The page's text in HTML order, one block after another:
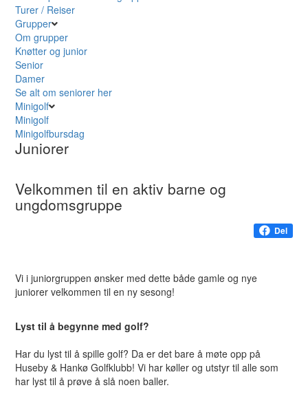
Turer / Reiser
Grupper
Om grupper
Knøtter og junior
Senior
Damer
Se alt om seniorer her
Minigolf
Minigolf
Minigolfbursdag
Juniorer
Velkommen til en aktiv barne og
ungdomsgruppe
Del
Vi i juniorgruppen ønsker med dette både gamle og nye
juniorer velkommen til en ny sesong!
Lyst til å begynne med golf?
Har du lyst til å spille golf? Da er det bare å møte opp på
Huseby & Hankø Golfklubb! Vi har køller og utstyr til alle som
har lyst til å prøve å slå noen baller.